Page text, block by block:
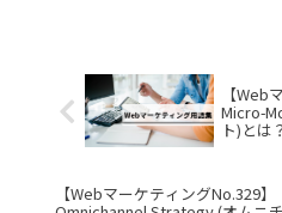
【Web
Micro-
ト)とは
【WebマーケティングNo.329】